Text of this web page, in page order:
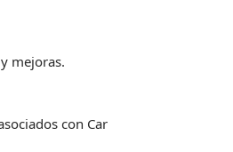
mejoras.
con Car